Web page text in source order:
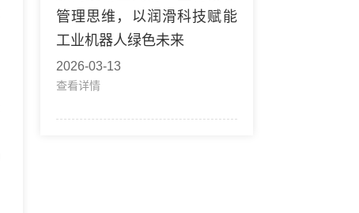
管理思维，以润滑科技赋能
工业机器人绿色未来
2026-03-13
查看详情